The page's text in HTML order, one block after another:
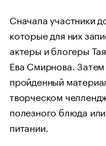
Сначала участники
которые для них
актеры и блогеры
Ева Смирнова. Затем
пройденный
творческом
полезного блюда
питании.